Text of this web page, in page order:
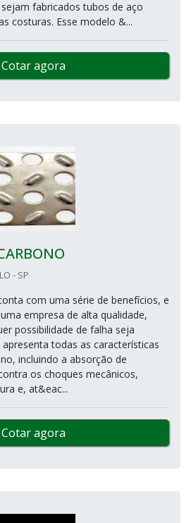
fabricados tubos de aço
costuras. Esse modelo &...
Cotar agora
- SP
com uma série de benefícios, e
empresa de alta qualidade,
possibilidade de falha seja
todas as características
incluindo a absorção de
os choques mecânicos,
e, at&eac...
Cotar agora